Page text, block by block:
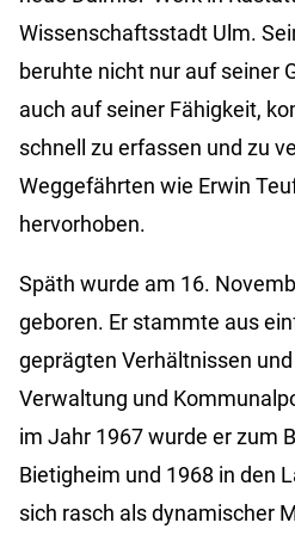
Wissenschaftsstadt Ulm.
beruhte nicht nur auf seiner
auch auf seiner Fähigkeit,
schnell zu erfassen und zu
Weggefährten wie Erwin
hervorhoben.
Späth wurde am 16.
geboren. Er stammte aus
geprägten Verhältnissen
Verwaltung und
im Jahr 1967 wurde er zum
Bietigheim und 1968 in den
sich rasch als dynamischer